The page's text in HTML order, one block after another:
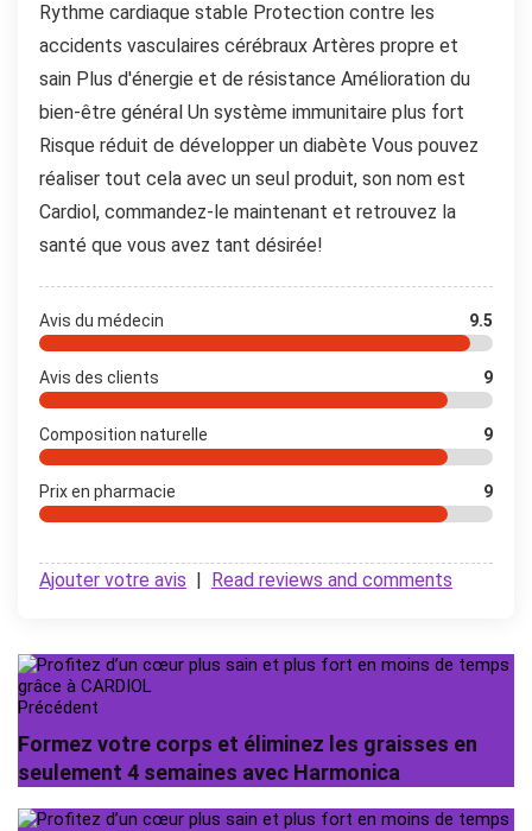
Rythme cardiaque stable Protection contre les
accidents vasculaires cérébraux Artères propre et
sain Plus d'énergie et de résistance Amélioration du
bien-être général Un système immunitaire plus fort
Risque réduit de développer un diabète Vous pouvez
réaliser tout cela avec un seul produit, son nom est
Cardiol, commandez-le maintenant et retrouvez la
santé que vous avez tant désirée!
Avis du médecin 9.5
Avis des clients 9
Composition naturelle 9
Prix ​​en pharmacie 9
Ajouter votre avis Read reviews and comments
Précédent
Formez votre corps et éliminez les graisses en
seulement 4 semaines avec Harmonica